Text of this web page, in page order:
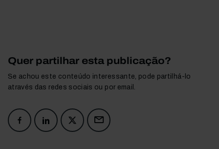
Quer partilhar esta publicação?
Se achou este conteúdo interessante, pode partilhá-lo
através das redes sociais ou por email.